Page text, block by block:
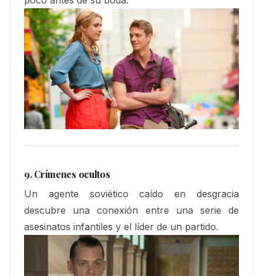
9. Crímenes ocultos
Un agente soviético caído en desgracia
descubre una conexión entre una serie de
asesinatos infantiles y el líder de un partido.